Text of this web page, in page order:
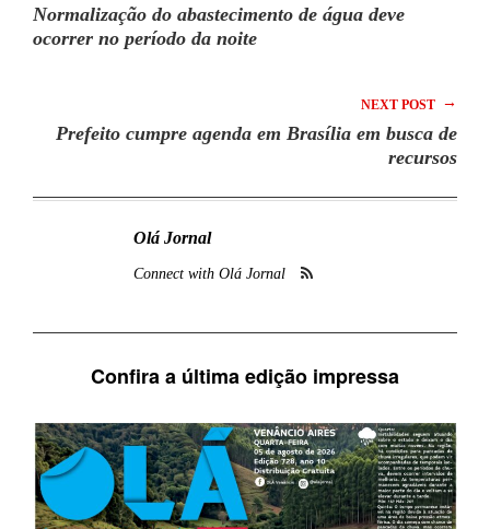
Normalização do abastecimento de água deve
ocorrer no período da noite
NEXT POST →
Prefeito cumpre agenda em Brasília em busca de
recursos
Olá Jornal
Connect with Olá Jornal
Confira a última edição impressa